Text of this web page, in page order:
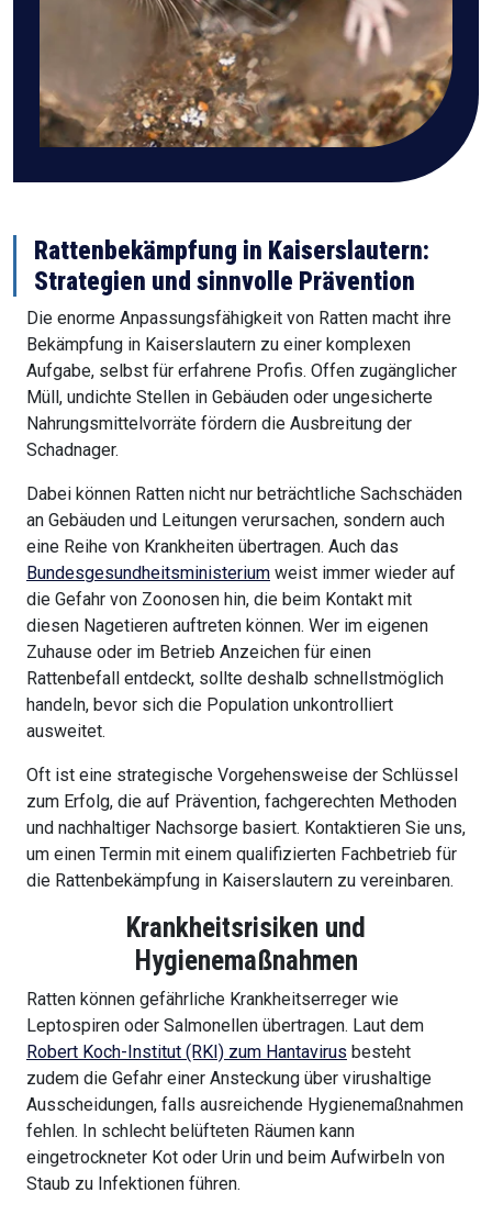
Rattenbekämpfung in Kaiserslautern:
Strategien und sinnvolle Prävention
Die enorme Anpassungsfähigkeit von Ratten macht ihre
Bekämpfung in Kaiserslautern zu einer komplexen
Aufgabe, selbst für erfahrene Profis. Offen zugänglicher
Müll, undichte Stellen in Gebäuden oder ungesicherte
Nahrungsmittelvorräte fördern die Ausbreitung der
Schadnager.
Dabei können Ratten nicht nur beträchtliche Sachschäden
an Gebäuden und Leitungen verursachen, sondern auch
eine Reihe von Krankheiten übertragen. Auch das
Bundesgesundheitsministerium weist immer wieder auf
die Gefahr von Zoonosen hin, die beim Kontakt mit
diesen Nagetieren auftreten können. Wer im eigenen
Zuhause oder im Betrieb Anzeichen für einen
Rattenbefall entdeckt, sollte deshalb schnellstmöglich
handeln, bevor sich die Population unkontrolliert
ausweitet.
Oft ist eine strategische Vorgehensweise der Schlüssel
zum Erfolg, die auf Prävention, fachgerechten Methoden
und nachhaltiger Nachsorge basiert. Kontaktieren Sie uns,
um einen Termin mit einem qualifizierten Fachbetrieb für
die Rattenbekämpfung in Kaiserslautern zu vereinbaren.
Krankheitsrisiken und
Hygienemaßnahmen
Ratten können gefährliche Krankheitserreger wie
Leptospiren oder Salmonellen übertragen. Laut dem
Robert Koch-Institut (RKI) zum Hantavirus besteht
zudem die Gefahr einer Ansteckung über virushaltige
Ausscheidungen, falls ausreichende Hygienemaßnahmen
fehlen. In schlecht belüfteten Räumen kann
eingetrockneter Kot oder Urin und beim Aufwirbeln von
Staub zu Infektionen führen.